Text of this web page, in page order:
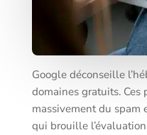
Google déconseille
domaines gratuits.
massivement du spam
qui brouille